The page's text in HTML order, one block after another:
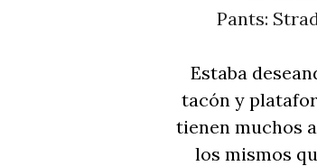
Pants:
Estaba
tacón y
tienen muchos
los mismos